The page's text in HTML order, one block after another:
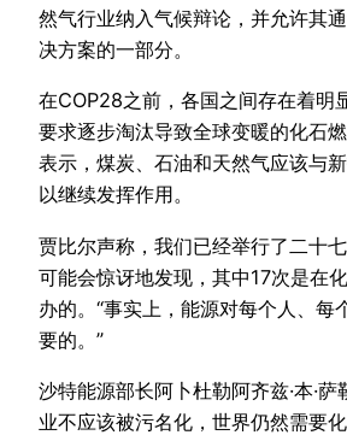
然气行业纳入气候辩论，并允许其
决方案的一部分。
在COP28之前，各国之间存在着明
要求逐步淘汰导致全球变暖的化石
表示，煤炭、石油和天然气应该与
以继续发挥作用。
贾比尔声称，我们已经举行了二十
可能会惊讶地发现，其中17次是在
办的。“事实上，能源对每个人、每
要的。”
沙特能源部长阿卜杜勒阿齐兹·本·
业不应该被污名化，世界仍然需要